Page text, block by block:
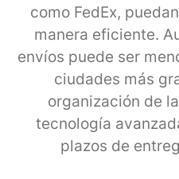
como FedEx,
manera eficiente.
envíos puede ser
ciudades más
organización de
tecnología
plazos de